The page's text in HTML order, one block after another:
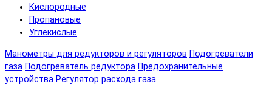
Кислородные
Пропановые
Углекислые
Манометры для редукторов и регуляторов Подогреватели
газа Подогреватель редуктора Предохранительные
устройства Регулятор расхода газа